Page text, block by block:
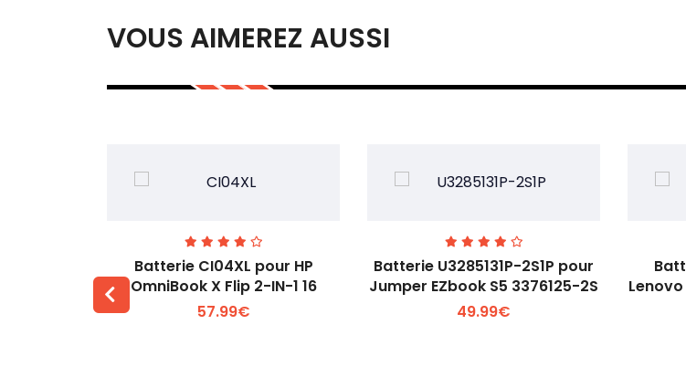
VOUS AIMEREZ AUSSI
Voir plus +
Batterie CI04XL pour HP
OmniBook X Flip 2-IN-1 16
57.99€
Voir plus +
Batterie U3285131P-2S1P pour
Jumper EZbook S5 3376125-2S
49.99€
Lenovo